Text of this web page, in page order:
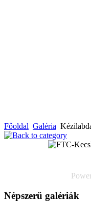
Főoldal Galéria
Népszerű galériák